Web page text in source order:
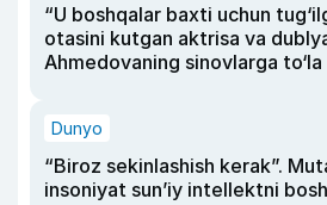
“U boshqalar baxti uchun
otasini kutgan aktrisa va
Ahmedovaning sinovlarga
Dunyo
“Biroz sekinlashish kerak”.
insoniyat sun’iy intellektni